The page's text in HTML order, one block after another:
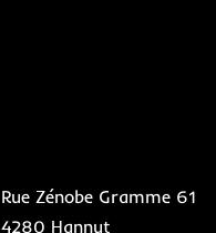
Rue Zénobe Gramme 61
4280 Hannut